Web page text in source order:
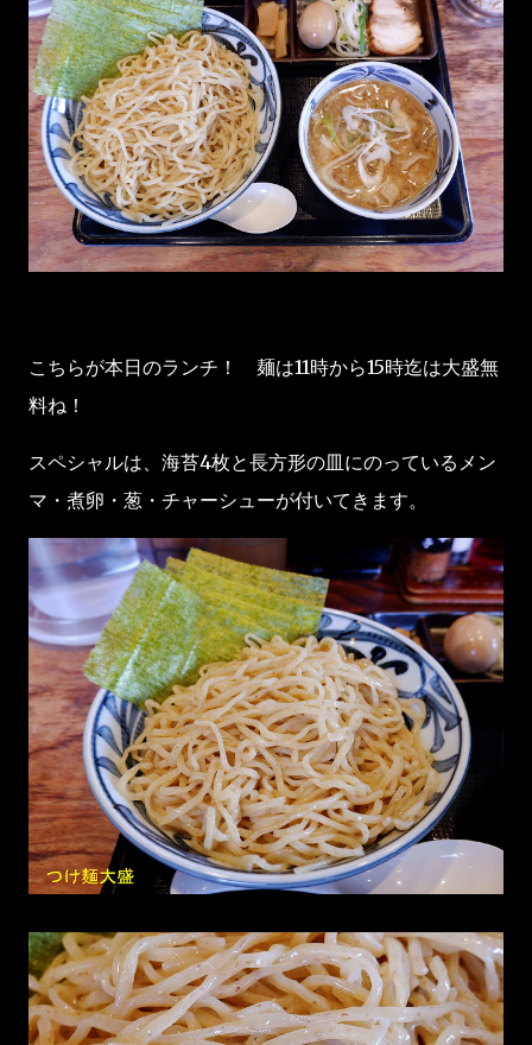
こちらが本日のランチ！ 麺は11時から15時迄は大盛無
料ね！
スペシャルは、海苔4枚と長方形の皿にのっているメン
マ・煮卵・葱・チャーシューが付いてきます。